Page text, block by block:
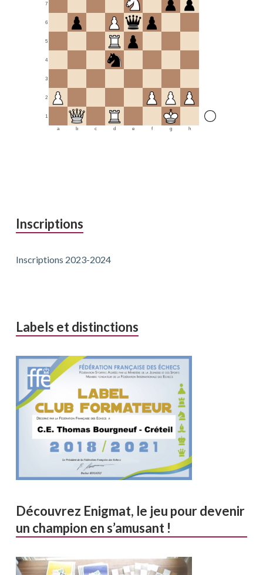
1
2
3
4
5
6
7
a b c d e f g h
Inscriptions
Inscriptions 2023-2024
Labels et distinctions
Découvrez Enigmat, le jeu pour devenir
un champion en s’amusant !